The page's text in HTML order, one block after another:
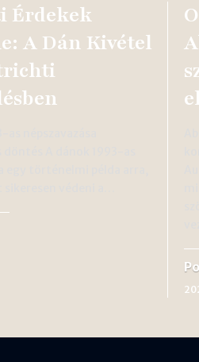
Érdekek
A Dán Kivétel